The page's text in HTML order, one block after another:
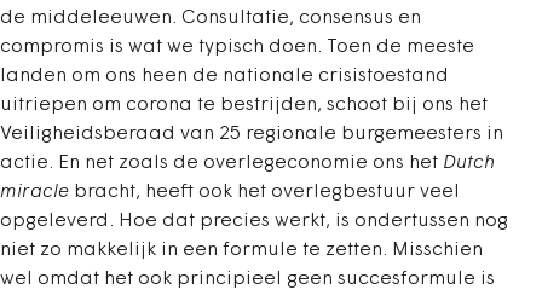
de middeleeuwen. Consultatie, consensus en
compromis is wat we typisch doen. Toen de meeste
landen om ons heen de nationale crisistoestand
uitriepen om corona te bestrijden, schoot bij ons het
Veiligheidsberaad van 25 regionale burgemeesters in
actie. En net zoals de overlegeconomie ons het Dutch
miracle bracht, heeft ook het overlegbestuur veel
opgeleverd. Hoe dat precies werkt, is ondertussen nog
niet zo makkelijk in een formule te zetten. Misschien
wel omdat het ook principieel geen succesformule is